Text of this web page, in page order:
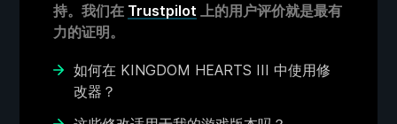
持。我们在 Trustpilot 上的用户评价就是最有
力的证明。
如何在 KINGDOM HEARTS III 中使用修
改器？